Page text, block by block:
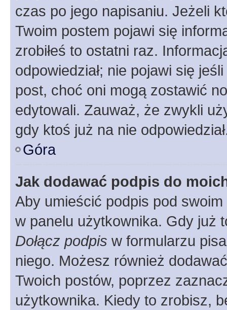
czas po jego napisaniu. Jeżeli
Twoim postem pojawi się
zrobiłeś to ostatni raz.
odpowiedział; nie pojawi się
post, choć oni mogą zostawić
edytowali. Zauważ, że zwykli
gdy ktoś już na nie
Góra
Jak dodawać podpis do
Aby umieścić podpis pod
w panelu użytkownika. Gdy już
Dołącz podpis w formularzu
niego. Możesz również
Twoich postów, poprzez
użytkownika. Kiedy to zrobisz,